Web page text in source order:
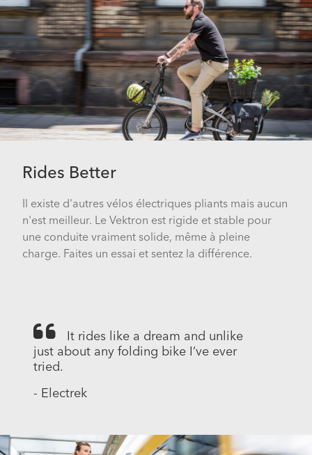
Rides Better
Il existe d'autres vélos électriques pliants mais aucun
n'est meilleur. Le Vektron est rigide et stable pour
une conduite vraiment solide, même à pleine
charge. Faites un essai et sentez la différence.
It rides like a dream and unlike
just about any folding bike I’ve ever
tried.
- Electrek